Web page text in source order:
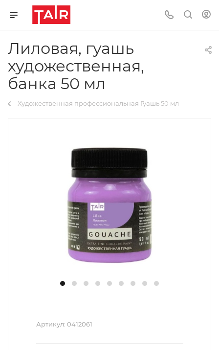
Лиловая, гуашь
художественная,
банка 50 мл
Художественная профессиональная Гуашь 50 мл
Артикул: 0412061